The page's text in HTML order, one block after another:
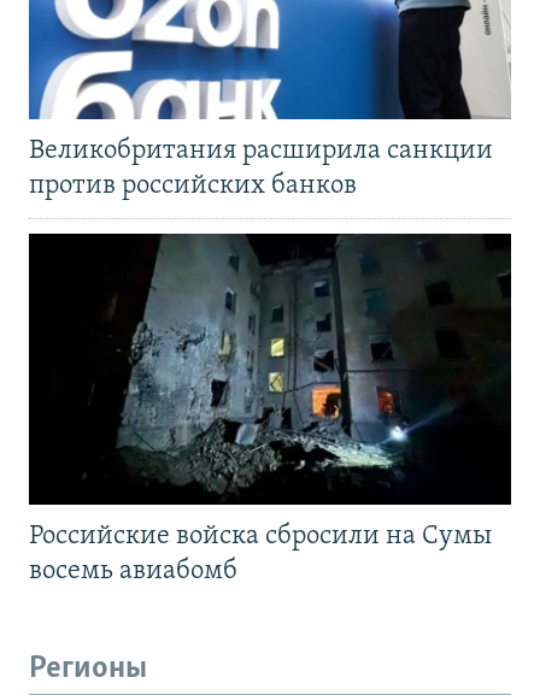
Великобритания расширила санкции
против российских банков
Российские войска сбросили на Сумы
восемь авиабомб
Регионы